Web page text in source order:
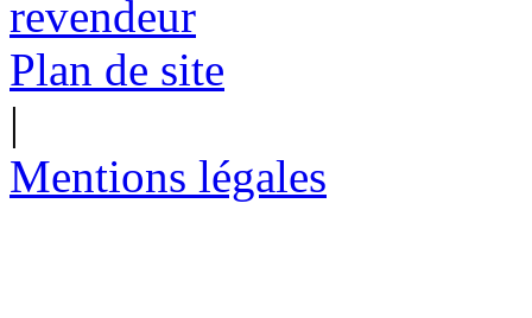
Plan de site
|
Mentions légales